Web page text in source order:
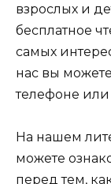
взрослых и
бесплатное
самых
нас вы
телефоне
На нашем
можете
перед тем,